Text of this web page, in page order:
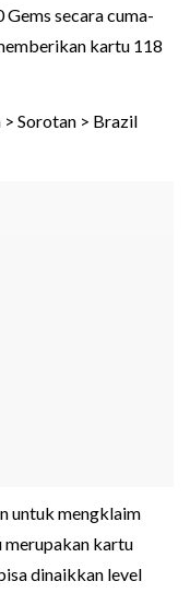
secara cuma-
kartu 118
Sorotan > Brazil
untuk mengklaim
merupakan kartu
dinaikkan level